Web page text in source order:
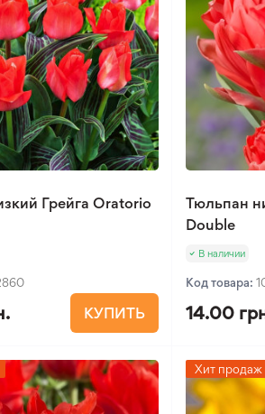
Грейга Oratorio
КУПИТЬ
Тюльпан
Double
В наличии
Код товара:
14.00
Хит продаж